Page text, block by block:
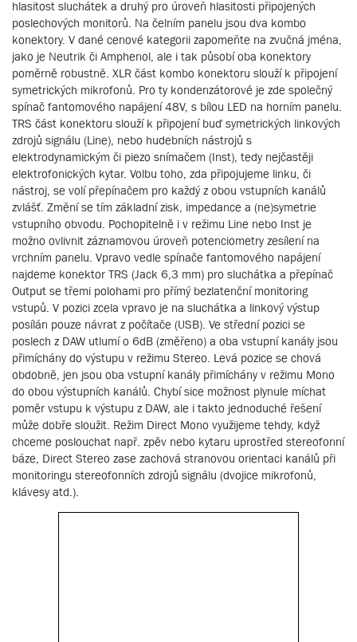
hlasitost sluchátek a druhý pro úroveň hlasitosti připojených
poslechových monitorů. Na čelním panelu jsou dva kombo
konektory. V dané cenové kategorii zapomeňte na zvučná jména,
jako je Neutrik či Amphenol, ale i tak působí oba konektory
poměrně robustně. XLR část kombo konektoru slouží k připojení
symetrických mikrofonů. Pro ty kondenzátorové je zde společný
spínač fantomového napájení 48V, s bílou LED na horním panelu.
TRS část konektoru slouží k připojení buď symetrických linkových
zdrojů signálu (Line), nebo hudebních nástrojů s
elektrodynamickým či piezo snímačem (Inst), tedy nejčastěji
elektrofonických kytar. Volbu toho, zda připojujeme linku, či
nástroj, se volí přepínačem pro každý z obou vstupních kanálů
zvlášť. Změní se tím základní zisk, impedance a (ne)symetrie
vstupního obvodu. Pochopitelně i v režimu Line nebo Inst je
možno ovlivnit záznamovou úroveň potenciometry zesílení na
vrchním panelu. Vpravo vedle spínače fantomového napájení
najdeme konektor TRS (Jack 6,3 mm) pro sluchátka a přepínač
Output se třemi polohami pro přímý bezlatenční monitoring
vstupů. V pozici zcela vpravo je na sluchátka a linkový výstup
posílán pouze návrat z počítače (USB). Ve střední pozici se
poslech z DAW utlumí o 6dB (změřeno) a oba vstupní kanály jsou
přimíchány do výstupu v režimu Stereo. Levá pozice se chová
obdobně, jen jsou oba vstupní kanály přimíchány v režimu Mono
do obou výstupních kanálů. Chybí sice možnost plynule míchat
poměr vstupu k výstupu z DAW, ale i takto jednoduché řešení
může dobře sloužit. Režim Direct Mono využijeme tehdy, když
chceme poslouchat např. zpěv nebo kytaru uprostřed stereofonní
báze, Direct Stereo zase zachová stranovou orientaci kanálů při
monitoringu stereofonních zdrojů signálu (dvojice mikrofonů,
klávesy atd.).